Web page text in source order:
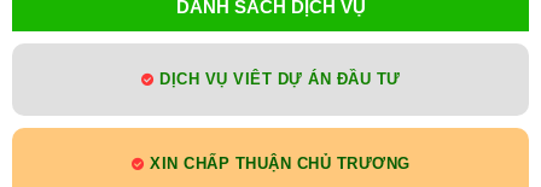
DANH SÁCH DỊCH VỤ
DỊCH VỤ VIÊT DỰ ÁN ĐẦU TƯ
XIN CHẤP THUẬN CHỦ TRƯƠNG